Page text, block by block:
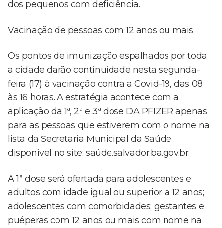
dos pequenos com deficiência.
Vacinação de pessoas com 12 anos ou mais
Os pontos de imunização espalhados por toda
a cidade darão continuidade nesta segunda-
feira (17) à vacinação contra a Covid-19, das 08
às 16 horas. A estratégia acontece com a
aplicação da 1ª, 2ª e 3ª dose DA PFIZER apenas
para as pessoas que estiverem com o nome na
lista da Secretaria Municipal da Saúde
disponível no site: saúde.salvador.ba.gov.br.
A 1ª dose será ofertada para adolescentes e
adultos com idade igual ou superior a 12 anos;
adolescentes com comorbidades; gestantes e
puéperas com 12 anos ou mais com nome na